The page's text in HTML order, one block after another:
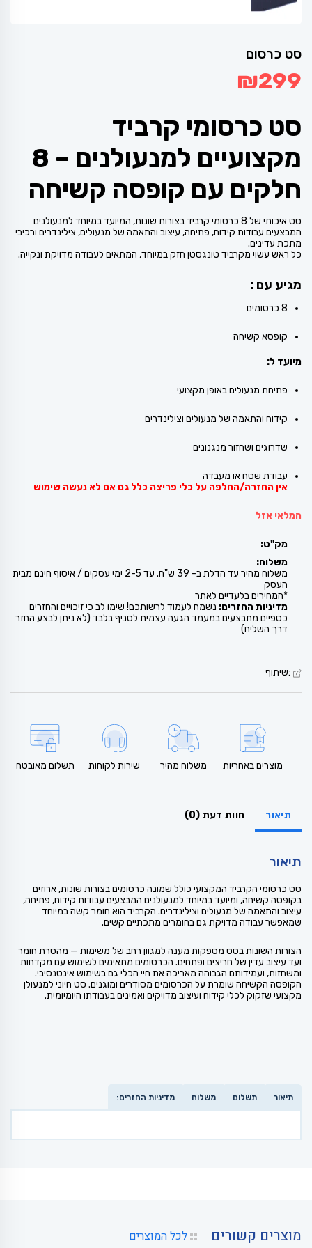
סט כרסום
₪299
סט כרסומי קרביד
מקצועיים למנעולנים – 8
חלקים עם קופסה קשיחה
סט איכותי של 8 כרסומי קרביד בצורות שונות, המיועד במיוחד למנעולנים
המבצעים עבודות קידוח, פתיחה, עיצוב והתאמה של מנעולים, צילינדרים ורכיבי
מתכת עדינים.
כל ראש עשוי מקרביד טונגסטן חזק במיוחד, המתאים לעבודה מדויקת ונקייה.
מגיע עם :
8 כרסומים
קופסא קשיחה
מיועד ל:
פתיחת מנעולים באופן מקצועי
קידוח והתאמה של מנעולים וצילינדרים
שדרוגים ושחזור מנגנונים
עבודת שטח או מעבדה
אין החזרה/החלפה על כלי פריצה כלל גם אם לא נעשה שימוש
המלאי אזל
מק"ט:
משלוח:
משלוח מהיר עד הדלת ב- 39 ש"ח. עד 2-5 ימי עסקים / איסוף חינם מבית
העסק
*המחירים בלעדיים לאתר
מדיניות החזרים: נשמח לעמוד לרשותכם! שימו לב כי זיכויים והחזרים
כספיים מתבצעים במעמד הגעה עצמית לסניף בלבד (לא ניתן לבצע החזר
דרך השליח)
:שיתוף
מוצרים באחריות משלוח מהיר שירות לקוחות תשלום מאובטח
תיאור חוות דעת (0)
תיאור
סט כרסומי הקרביד המקצועי כולל שמונה כרסומים בצורות שונות, ארוזים
בקופסה קשיחה, ומיועד במיוחד למנעולנים המבצעים עבודות קידוח, פתיחה,
עיצוב והתאמה של מנעולים וצילינדרים. הקרביד הוא חומר קשה במיוחד
שמאפשר עבודה מדויקת גם בחומרים מתכתיים קשים.
הצורות השונות בסט מספקות מענה למגוון רחב של משימות — מהסרת חומר
ועד עיצוב עדין של חריצים ופתחים. הכרסומים מתאימים לשימוש עם מקדחות
ומשחזות, ועמידותם הגבוהה מאריכה את חיי הכלי גם בשימוש אינטנסיבי.
הקופסה הקשיחה שומרת על הכרסומים מסודרים ומוגנים. סט חיוני למנעולן
מקצועי שזקוק לכלי קידוח ועיצוב מדויקים ואמינים בעבודתו היומיומית.
תיאור תשלום משלוח מדיניות החזרים:
מוצרים קשורים לכל המוצרים